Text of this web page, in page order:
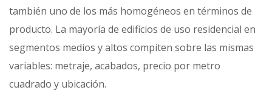
también uno de los más homogéneos en términos de
producto. La mayoría de edificios de uso residencial en
segmentos medios y altos compiten sobre las mismas
variables: metraje, acabados, precio por metro
cuadrado y ubicación.